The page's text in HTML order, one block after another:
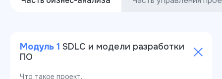
Модуль 1 SDLC и модели разработки
ПО
Что такое проект.